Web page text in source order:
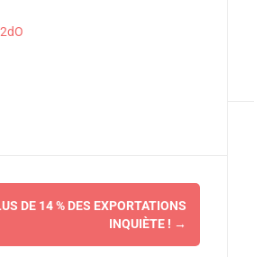
DE 14 % DES EXPORTATIONS
INQUIÈTE ! →